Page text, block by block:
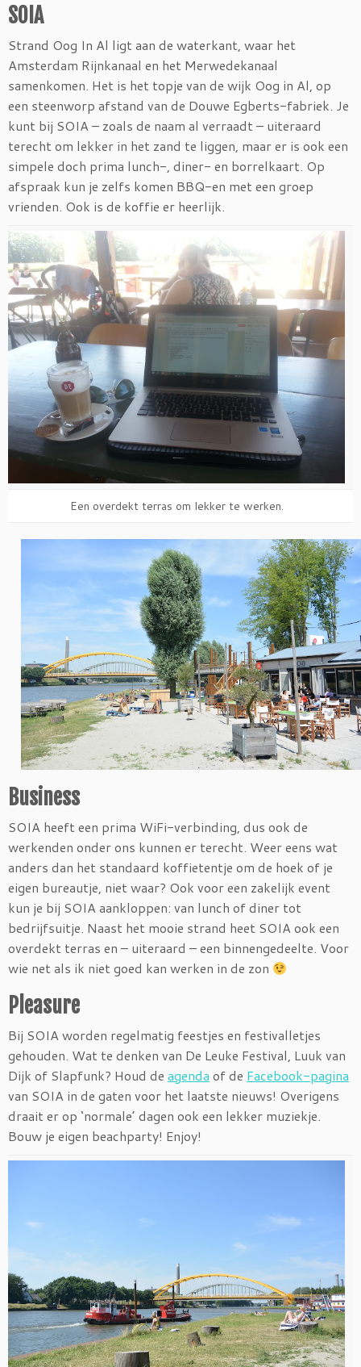
SOIA
Strand Oog In Al ligt aan de waterkant, waar het
Amsterdam Rijnkanaal en het Merwedekanaal
samenkomen. Het is het topje van de wijk Oog in Al, op
een steenworp afstand van de Douwe Egberts-fabriek. Je
kunt bij SOIA – zoals de naam al verraadt – uiteraard
terecht om lekker in het zand te liggen, maar er is ook een
simpele doch prima lunch-, diner- en borrelkaart. Op
afspraak kun je zelfs komen BBQ-en met een groep
vrienden. Ook is de koffie er heerlijk.
Een overdekt terras om lekker te werken.
Business
SOIA heeft een prima WiFi-verbinding, dus ook de
werkenden onder ons kunnen er terecht. Weer eens wat
anders dan het standaard koffietentje om de hoek of je
eigen bureautje, niet waar? Ook voor een zakelijk event
kun je bij SOIA aankloppen: van lunch of diner tot
bedrijfsuitje. Naast het mooie strand heet SOIA ook een
overdekt terras en – uiteraard – een binnengedeelte. Voor
wie net als ik niet goed kan werken in de zon
Pleasure
Bij SOIA worden regelmatig feestjes en festivalletjes
gehouden. Wat te denken van De Leuke Festival, Luuk van
Dijk of Slapfunk? Houd de agenda of de Facebook-pagina
van SOIA in de gaten voor het laatste nieuws! Overigens
draait er op ‘normale’ dagen ook een lekker muziekje.
Bouw je eigen beachparty! Enjoy!